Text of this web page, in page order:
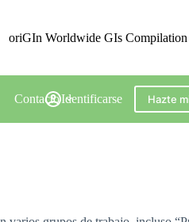
oriGIn Worldwide GIs Compilation
ContactoIdentificarse Hazte